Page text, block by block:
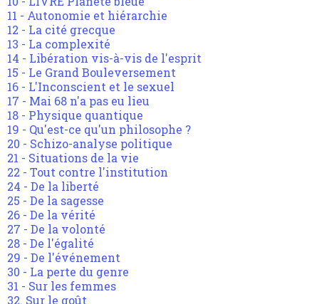
11 - Autonomie et hiérarchie
12 - La cité grecque
13 - La complexité
14 - Libération vis-à-vis de l'esprit
15 - Le Grand Bouleversement
16 - L'Inconscient et le sexuel
17 - Mai 68 n'a pas eu lieu
18 - Physique quantique
19 - Qu'est-ce qu'un philosophe ?
20 - Schizo-analyse politique
21 - Situations de la vie
22 - Tout contre l'institution
24 - De la liberté
25 - De la sagesse
26 - De la vérité
27 - De la volonté
28 - De l'égalité
29 - De l'événement
30 - La perte du genre
31 - Sur les femmes
32. Sur le goût